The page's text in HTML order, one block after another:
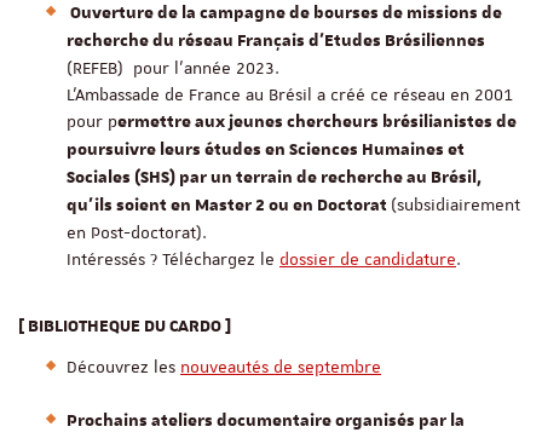
Ouverture de la campagne de bourses de missions de
recherche du réseau Français d'Etudes Brésiliennes
(REFEB) pour l'année 2023.
L’Ambassade de France au Brésil a créé ce réseau en 2001
pour permettre aux jeunes chercheurs brésilianistes de
poursuivre leurs études en Sciences Humaines et
Sociales (SHS) par un terrain de recherche au Brésil,
qu’ils soient en Master 2 ou en Doctorat (subsidiairement
en Post-doctorat).
Intéressés ? Téléchargez le dossier de candidature.
[ BIBLIOTHEQUE DU CARDO ]
Découvrez les nouveautés de septembre
Prochains ateliers documentaire organisés par la